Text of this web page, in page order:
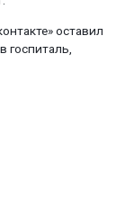
»оставил
в госпиталь